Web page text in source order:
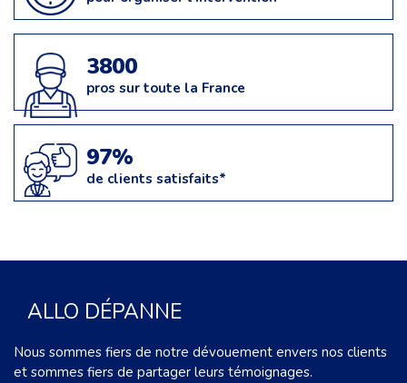
3800
pros sur toute la France
97%
de clients satisfaits*
ALLO DÉPANNE
Nous sommes fiers de notre dévouement envers nos clients
et sommes fiers de partager leurs témoignages.